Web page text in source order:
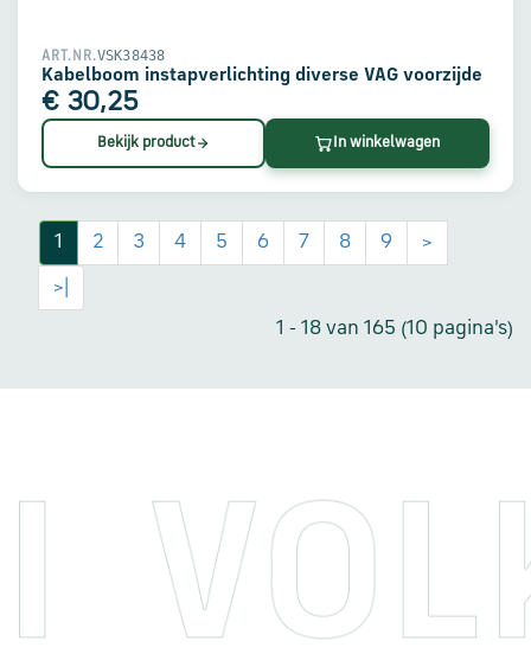
ART.NR.VSK38438
Kabelboom instapverlichting diverse VAG voorzijde
€ 30,25
Bekijk product In winkelwagen
1 2 3 4 5 6 7 8 9 >
>|
1 - 18 van 165 (10 pagina's)